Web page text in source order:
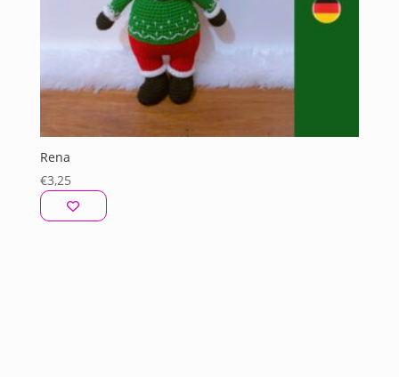
Rena
€3,25